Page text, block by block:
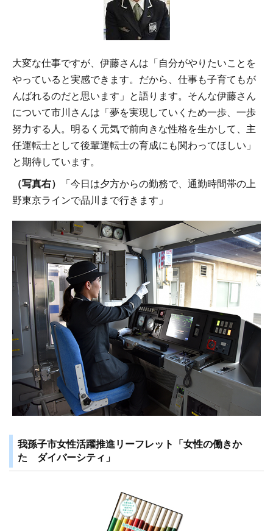
大変な仕事ですが、伊藤さんは「自分がやりたいことを
やっていると実感できます。だから、仕事も子育てもが
んばれるのだと思います」と語ります。そんな伊藤さん
について市川さんは「夢を実現していくため一歩、一歩
努力する人。明るく元気で前向きな性格を生かして、主
任運転士として後輩運転士の育成にも関わってほしい」
と期待しています。
（写真右）
「今日は夕方からの勤務で、通勤時間帯の上
野東京ラインで品川まで行きます」
我孫子市女性活躍推進リーフレット「女性の働きか
た ダイバーシティ」